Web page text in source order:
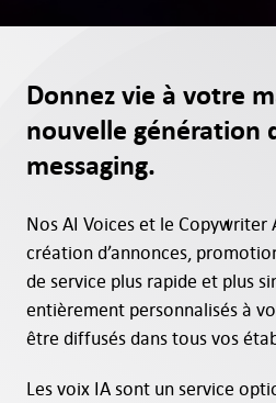
Comment ça
Tarifs
Essayez
Donnez vie à votre
nouvelle génération
messaging.
Nos AI Voices et le Copywriter
création d’annonces,
de service plus rapide et plus
entièrement personnalisés à
être diffusés dans tous vos
Les voix IA sont un service